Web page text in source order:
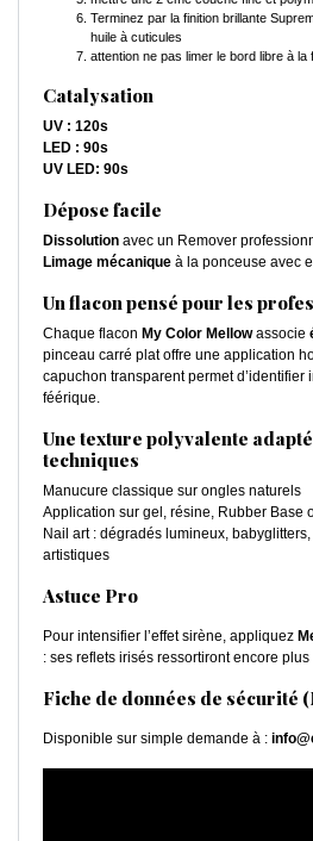
Terminez par la finition brillante
huile à cuticules
attention ne pas limer le bord libre à la
Catalysation
UV : 120s
LED : 90s
UV LED: 90s
Dépose facile
Dissolution avec un Remover
Limage mécanique à la ponceuse avec
Un flacon pensé pour les
Chaque flacon My Color Mellowassocie
pinceau carré plat offre une application
capuchon transparent permet d’identifier
féérique.
Une texture polyvalente
techniques
Manucure classique sur ongles naturels
Application sur gel, résine, Rubber Base
Nail art : dégradés lumineux,
artistiques
Astuce Pro
Pour intensifier l’effet sirène, appliquez
: ses reflets irisés ressortiront encore
Fiche de données de sécurité
Disponible sur simple demande à :